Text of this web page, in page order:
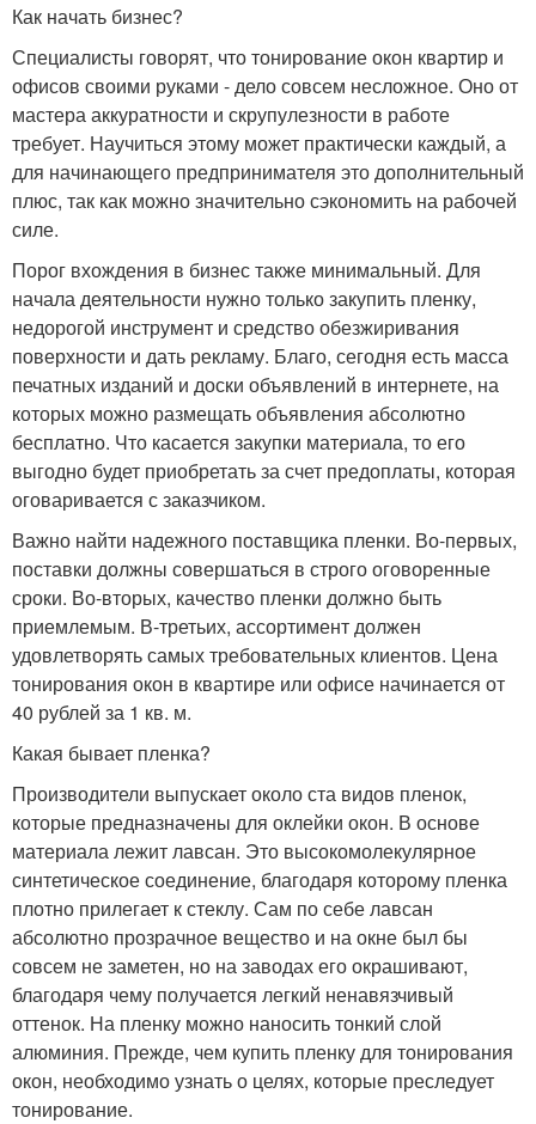
Как начать бизнес?
Специалисты говорят, что тонирование окон квартир и
офисов своими руками - дело совсем несложное. Оно от
мастера аккуратности и скрупулезности в работе
требует. Научиться этому может практически каждый, а
для начинающего предпринимателя это дополнительный
плюс, так как можно значительно сэкономить на рабочей
силе.
Порог вхождения в бизнес также минимальный. Для
начала деятельности нужно только закупить пленку,
недорогой инструмент и средство обезжиривания
поверхности и дать рекламу. Благо, сегодня есть масса
печатных изданий и доски объявлений в интернете, на
которых можно размещать объявления абсолютно
бесплатно. Что касается закупки материала, то его
выгодно будет приобретать за счет предоплаты, которая
оговаривается с заказчиком.
Важно найти надежного поставщика пленки. Во-первых,
поставки должны совершаться в строго оговоренные
сроки. Во-вторых, качество пленки должно быть
приемлемым. В-третьих, ассортимент должен
удовлетворять самых требовательных клиентов. Цена
тонирования окон в квартире или офисе начинается от
40 рублей за 1 кв. м.
Какая бывает пленка?
Производители выпускает около ста видов пленок,
которые предназначены для оклейки окон. В основе
материала лежит лавсан. Это высокомолекулярное
синтетическое соединение, благодаря которому пленка
плотно прилегает к стеклу. Сам по себе лавсан
абсолютно прозрачное вещество и на окне был бы
совсем не заметен, но на заводах его окрашивают,
благодаря чему получается легкий ненавязчивый
оттенок. На пленку можно наносить тонкий слой
алюминия. Прежде, чем купить пленку для тонирования
окон, необходимо узнать о целях, которые преследует
тонирование.